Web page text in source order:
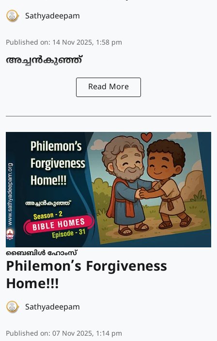
Sathyadeepam
Published on: 14 Nov 2025, 1:58 pm
അച്ചൻകുഞ്ഞ്
Read More
ബൈബിൾ ഹോംസ്
Philemon’s Forgiveness
Home!!!
Sathyadeepam
Published on: 07 Nov 2025, 1:14 pm